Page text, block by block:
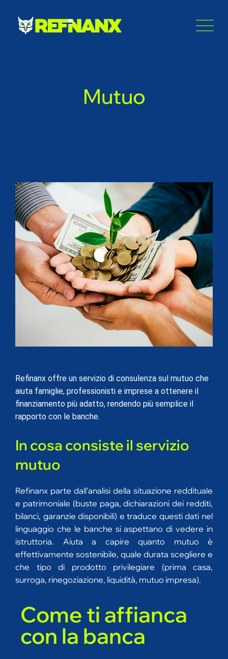
Mutuo
Refinanx offre un servizio di consulenza sul mutuo che
aiuta famiglie, professionisti e imprese a ottenere il
finanziamento più adatto, rendendo più semplice il
rapporto con le banche.
In cosa consiste il servizio
mutuo
Refinanx parte dall’analisi della situazione reddituale
e patrimoniale (buste paga, dichiarazioni dei redditi,
bilanci, garanzie disponibili) e traduce questi dati nel
linguaggio che le banche si aspettano di vedere in
istruttoria. Aiuta a capire quanto mutuo è
effettivamente sostenibile, quale durata scegliere e
che tipo di prodotto privilegiare (prima casa,
surroga, rinegoziazione, liquidità, mutuo impresa).
Come ti affianca
con la banca